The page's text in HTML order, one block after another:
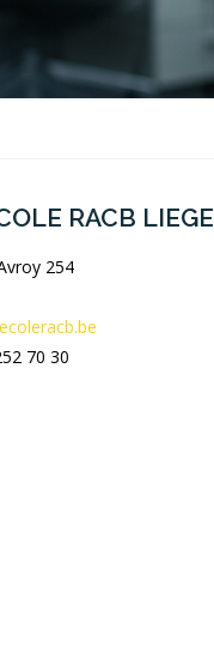
RACB LIEGE
254
70 30